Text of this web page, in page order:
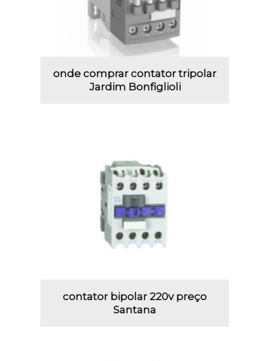
onde comprar contator tripolar
Jardim Bonfiglioli
contator bipolar 220v preço
Santana